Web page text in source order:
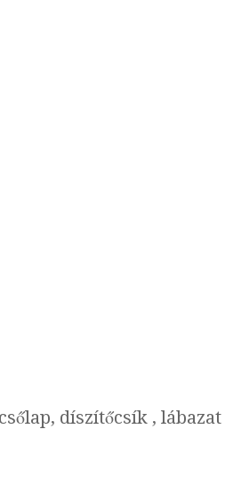
díszítőcsík , lábazat